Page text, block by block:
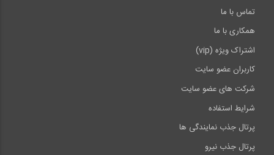
تماس با ما
همکاری با ما
اشتراک ویژه (vip)
کاربران عضو سایت
شرکت های عضو سایت
شرایط استفاده
پرتال جذب نمایندگی ها
پرتال جذب نیرو